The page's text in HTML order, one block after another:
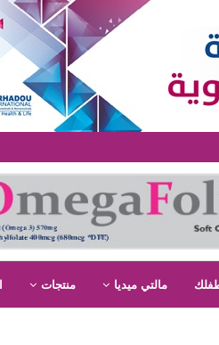
مالتي ميديا منتجات